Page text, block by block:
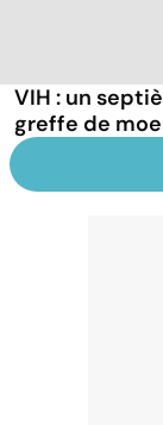
VIH : un
greffe de